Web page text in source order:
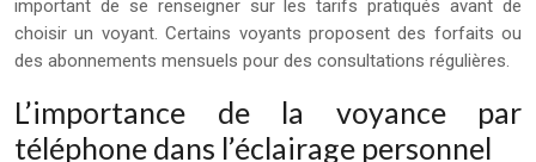
important de se renseigner sur les tarifs pratiqués avant de
choisir un voyant. Certains voyants proposent des forfaits ou
des abonnements mensuels pour des consultations régulières.
L’importance de la voyance par
téléphone dans l’éclairage personnel